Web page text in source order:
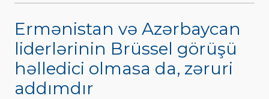
Ermənistan və Azərbaycan
liderlərinin Brüssel görüşü
həlledici olmasa da, zəruri
addımdır